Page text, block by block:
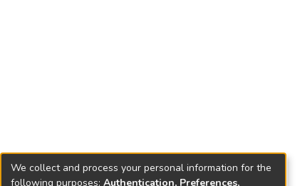
We collect and process your personal information for the
following purposes: Authentication, Preferences,